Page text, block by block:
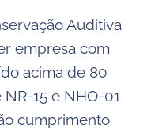
Auditiva
empresa com
acima de 80
15 e NHO-01
cumprimento